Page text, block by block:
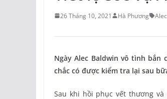
26 Tháng 10, 2021 Hà Phương
Ngày Alec Baldwin vô tình
chắc có được kiểm tra lại sau
Sau khi hồi phục vết thương